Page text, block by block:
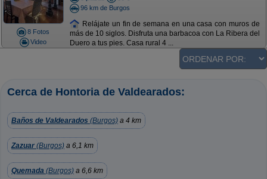
8 Fotos
Video
96 km de Burgos
Relájate un fin de semana en una casa con muros de
más de 10 siglos. Disfruta una barbacoa con La Ribera del
Duero a tus pies. Casa rural 4 ...
Cerca de Hontoria de Valdearados:
Baños de Valdearados (Burgos) a 4 km
Zazuar (Burgos) a 6,1 km
Quemada (Burgos) a 6,6 km